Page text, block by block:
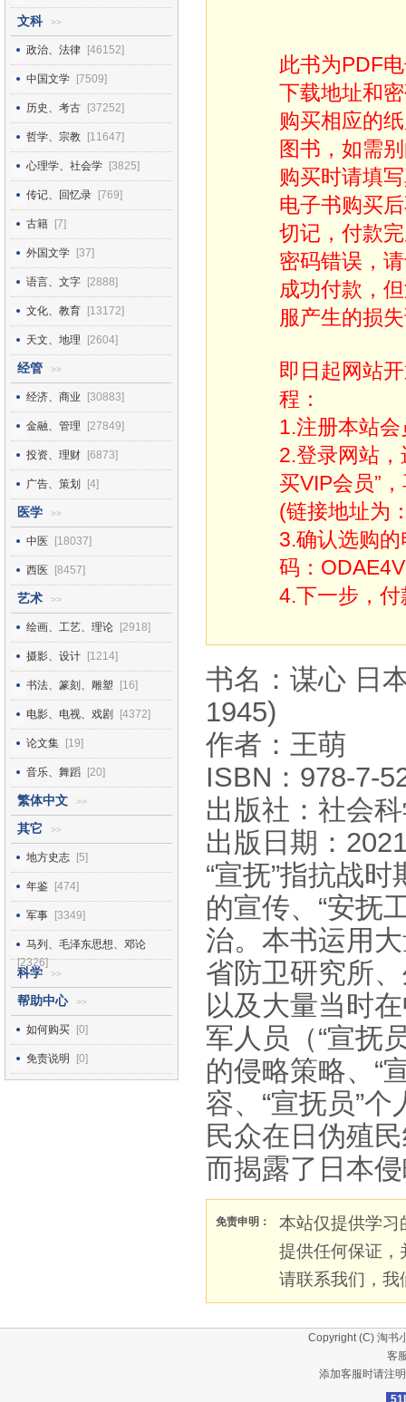
文科 >>
政治、法律 [46152]
中国文学 [7509]
历史、考古 [37252]
哲学、宗教 [11647]
心理学、社会学 [3825]
传记、回忆录 [769]
古籍 [7]
外国文学 [37]
语言、文字 [2888]
文化、教育 [13172]
天文、地理 [2604]
经管 >>
经济、商业 [30883]
金融、管理 [27849]
投资、理财 [6873]
广告、策划 [4]
医学 >>
中医 [18037]
西医 [8457]
艺术 >>
绘画、工艺、理论 [2918]
摄影、设计 [1214]
书法、篆刻、雕塑 [16]
电影、电视、戏剧 [4372]
论文集 [19]
音乐、舞蹈 [20]
繁体中文 >>
其它 >>
地方史志 [5]
年鉴 [474]
军事 [3349]
马列、毛泽东思想、邓论
[2326]
科学 >>
帮助中心 >>
如何购买 [0]
免责说明 [0]
此书为PDF
下载地址和
购买相应的
图书，如需
购买时请填
电子书购买
切记，付款
密码错误，
成功付款，
服产生的损
即日起网站
程：
1.注册本站会
2.登录网站，
买VIP会员”
(链接地址为
3.确认选购
码：
4.下一步，
书名：谋心 日
1945)
作者：王萌
ISBN：978-7-
出版社：社会
出版日期：
“宣抚”指抗战
的宣传、“安抚
治。本书运用
省防卫研究所
以及大量当时
军人员（“宣抚
的侵略策略、“
容、“宣抚员”
民众在日伪殖
而揭露了日本
免责申明：
本站仅提供学习
提供任何保证，
请联系我们，我
Copyright (C) 淘书
客
添加客服时请注